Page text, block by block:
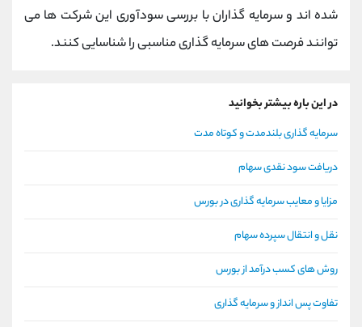
شده اند و سرمایه گذاران با بررسی سودآوری این شرکت ها می
توانند فرصت های سرمایه گذاری مناسبی را شناسایی کنند.
در این باره بیشتر بخوانید
سرمایه گذاری بلندمدت و کوتاه مدت
دریافت سود نقدی سهام
مزایا و معایب سرمایه گذاری در بورس
نقل و انتقال سپرده سهام
روش های کسب درآمد از بورس
تفاوت پس انداز و سرمایه گذاری